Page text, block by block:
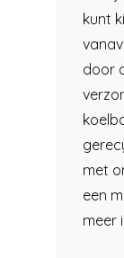
kunt
door
met
een
meer